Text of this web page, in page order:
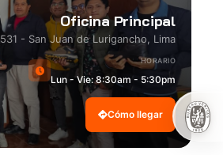
Oficina Principal
- San Juan de Lurigancho, Lima
HORARIO
Lun - Vie: 8:30am - 5:30pm
Cómo llegar